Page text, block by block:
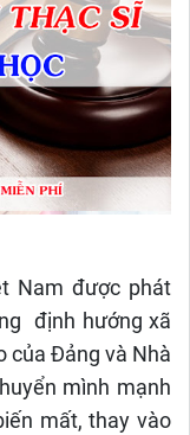
Nam được phát
định hướng xã
của Đảng và Nhà
mình mạnh
mất, thay vào